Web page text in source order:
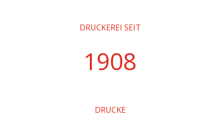
DRUCKEREI SEIT
1908
DRUCKE